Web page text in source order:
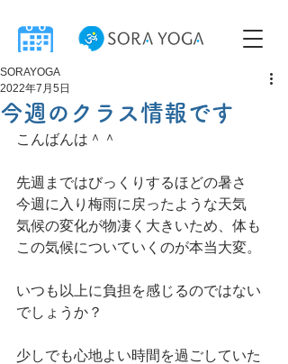
今週のクラス情報です
SORAYOGA
2022年7月5日
こんばんは＾＾
先週まではびっくりするほどの暑さ
今週に入り梅雨に戻ったような天気
気候の変化が物凄く大きいため、体も
この気候についていくのが本当大変。
いつも以上に負担を感じるのではない
でしょうか？
少しでも心地よい時間を過ごしていた